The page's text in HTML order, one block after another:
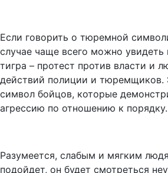
Если говорить о тюремной
случае чаще всего можно увидеть
тигра – протест против власти и
действий полиции и тюремщиков.
символ бойцов, которые
агрессию по отношению к порядку.
Разумеется, слабым и мягким
подойдет, он будет смотреться